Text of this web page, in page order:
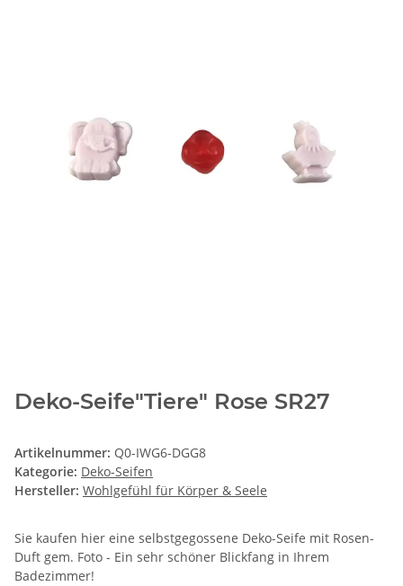
Deko-Seife"Tiere" Rose SR27
Artikelnummer: Q0-IWG6-DGG8
Kategorie: Deko-Seifen
Hersteller: Wohlgefühl für Körper & Seele
Sie kaufen hier eine selbstgegossene Deko-Seife mit Rosen-
Duft gem. Foto - Ein sehr schöner Blickfang in Ihrem
Badezimmer!